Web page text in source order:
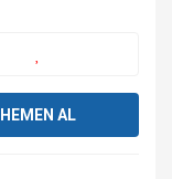
HEMEN AL